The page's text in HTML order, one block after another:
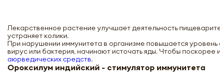
Лекарственное растение улучшает деятельность
устраняет колики.
При нарушении иммунитета в организме повышается
вирус или бактерия, начинают источать яды. Чтобы поскорее
аюрведических средств.
Ороксилум индийский - стимулятор иммунитета